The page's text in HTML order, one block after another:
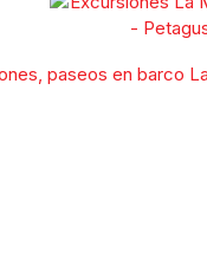
el archipiélago
paseos en barco